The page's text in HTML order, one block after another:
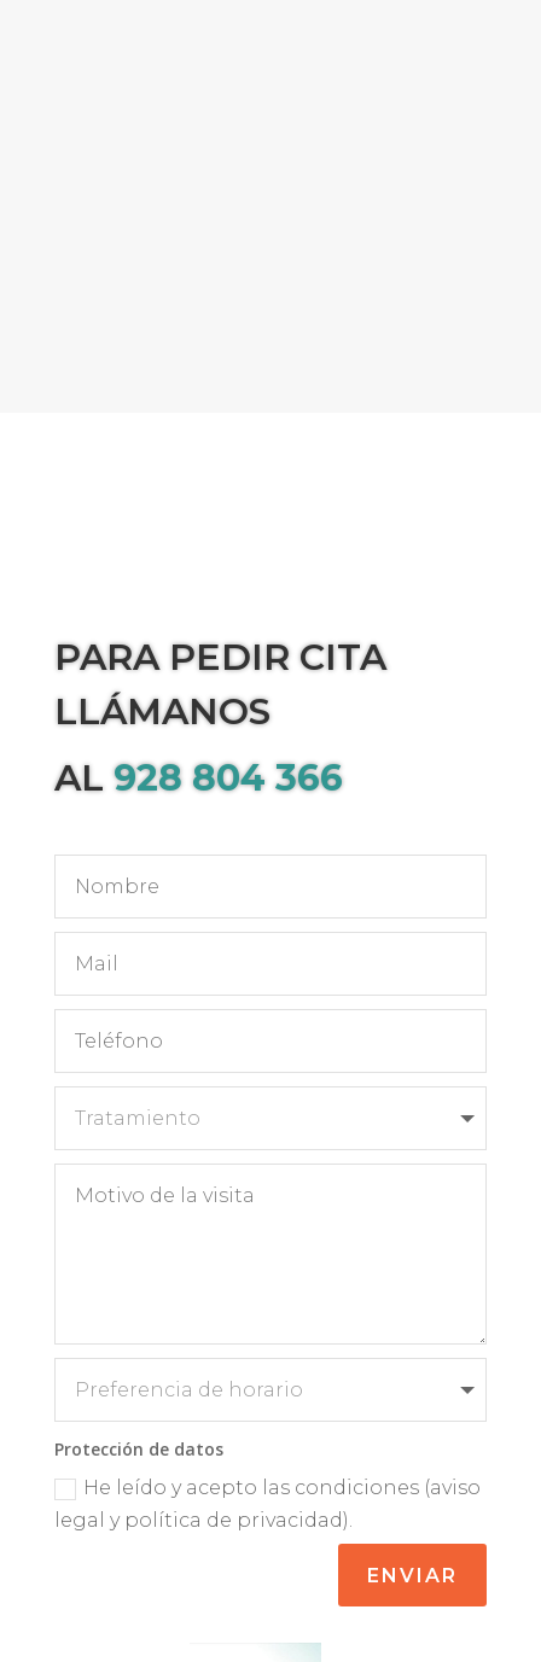
PARA PEDIR CITA
LLÁMANOS
AL 928 804 366
Protección de datos
He leído y acepto las condiciones (aviso
legal y política de privacidad).
ENVIAR